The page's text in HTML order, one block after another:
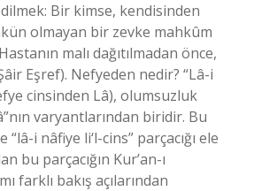
Bir kimse, kendisinden
olmayan bir zevke mahkûm
malı dağıtılmadan önce,
Eşref). Nefyeden nedir? “Lâ-i
cinsinden Lâ), olumsuzluk
varyantlarından biridir. Bu
i nâfiye li‘l-cins” parçacığı ele
bu parçacığın Kur’an-ı
farklı bakış açılarından